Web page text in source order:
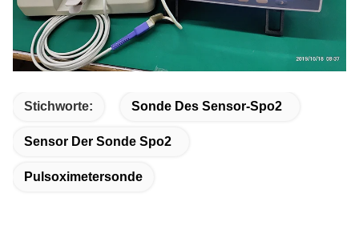
Stichworte: Sonde Des Sensor-Spo2
Sensor Der Sonde Spo2
Pulsoximetersonde